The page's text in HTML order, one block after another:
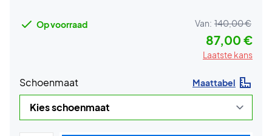
Op voorraad Van: 140,00 €
87,00 €
Laatste kans
Schoenmaat Maattabel